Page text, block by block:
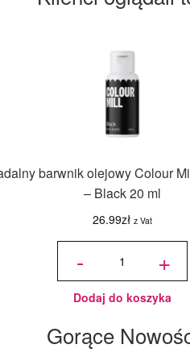
barwnik olejowy Colour
– Black 20 ml
26.99zł z Vat
-
ilość
olejowy
Colour
E171 -
Black
+
Dodaj do koszyka
Gorące